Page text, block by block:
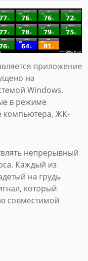
приложение
на
Windows.
в режиме
компьютера, ЖК-
непрерывный
из
на грудь
который
совместимой